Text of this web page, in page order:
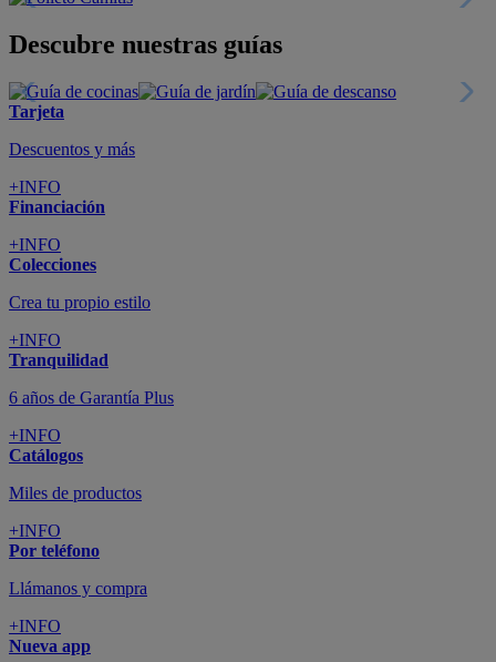
Descubre nuestras guías
Tarjeta
Descuentos y más
+INFO
Financiación
+INFO
Colecciones
Crea tu propio estilo
+INFO
Tranquilidad
6 años de Garantía Plus
+INFO
Catálogos
Miles de productos
+INFO
Por teléfono
Llámanos y compra
+INFO
Nueva app